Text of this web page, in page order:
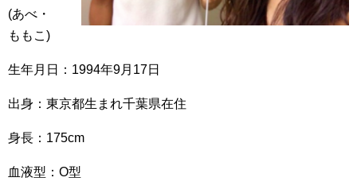
(あべ・
ももこ)
生年月日：1994年9月17日
出身：東京都生まれ千葉県在住
身長：175cm
血液型：O型